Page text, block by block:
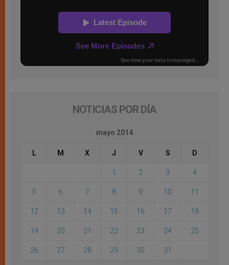
NOTICIAS POR DÍA
mayo 2014
L M X J V S D
1 2 3 4
5 6 7 8 9 10 11
12 13 14 15 16 17 18
19 20 21 22 23 24 25
26 27 28 29 30 31